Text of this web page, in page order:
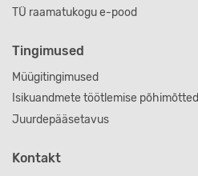
TÜ raamatukogu e-pood
Tingimused
Müügitingimused
Isikuandmete töötlemise põhimõtted
Juurdepääsetavus
Kontakt